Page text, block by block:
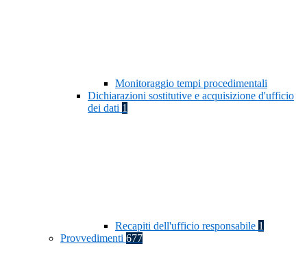
Monitoraggio tempi procedimentali
Dichiarazioni sostitutive e acquisizione d'ufficio
dei dati 1
Recapiti dell'ufficio responsabile 1
Provvedimenti 677